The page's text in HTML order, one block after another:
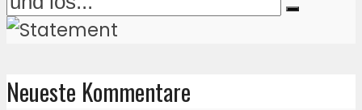
Neueste Kommentare